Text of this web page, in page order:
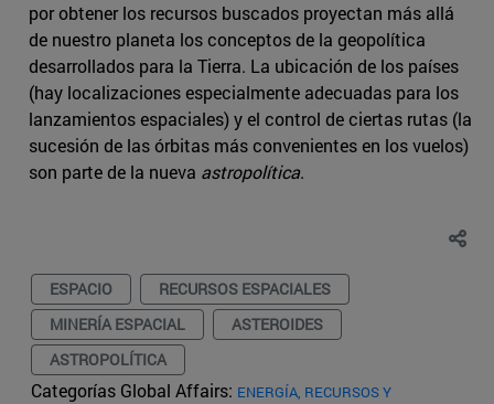
por obtener los recursos buscados proyectan más allá
de nuestro planeta los conceptos de la geopolítica
desarrollados para la Tierra. La ubicación de los países
(hay localizaciones especialmente adecuadas para los
lanzamientos espaciales) y el control de ciertas rutas (la
sucesión de las órbitas más convenientes en los vuelos)
son parte de la nueva astropolítica.
ESPACIO
RECURSOS ESPACIALES
MINERÍA ESPACIAL
ASTEROIDES
ASTROPOLÍTICA
Categorías Global Affairs: ENERGÍA, RECURSOS Y